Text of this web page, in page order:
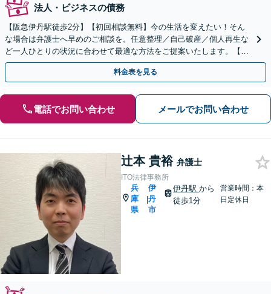
法人・ビジネスの債務
【阪急伊丹駅徒歩2分】【初回相談無料】今の生活を変えたい！そん
な場合は弁護士へ早めのご相談を。任意整理／自己破産／個人再生な
ど一人ひとりの状況に合わせて最適な方法をご提案いたします。【夜
間休日対応可】【オンライン面談可】
料金表を見る
電話でお問い合わせ メールでお問い合わせ
辻本 貴裕 弁護士
ITO法律事務所
兵
庫
県
|
伊
丹
市
伊丹駅から
徒歩1分
営業時間：本
日定休日